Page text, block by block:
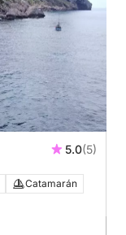
5.0(5)
Catamarán